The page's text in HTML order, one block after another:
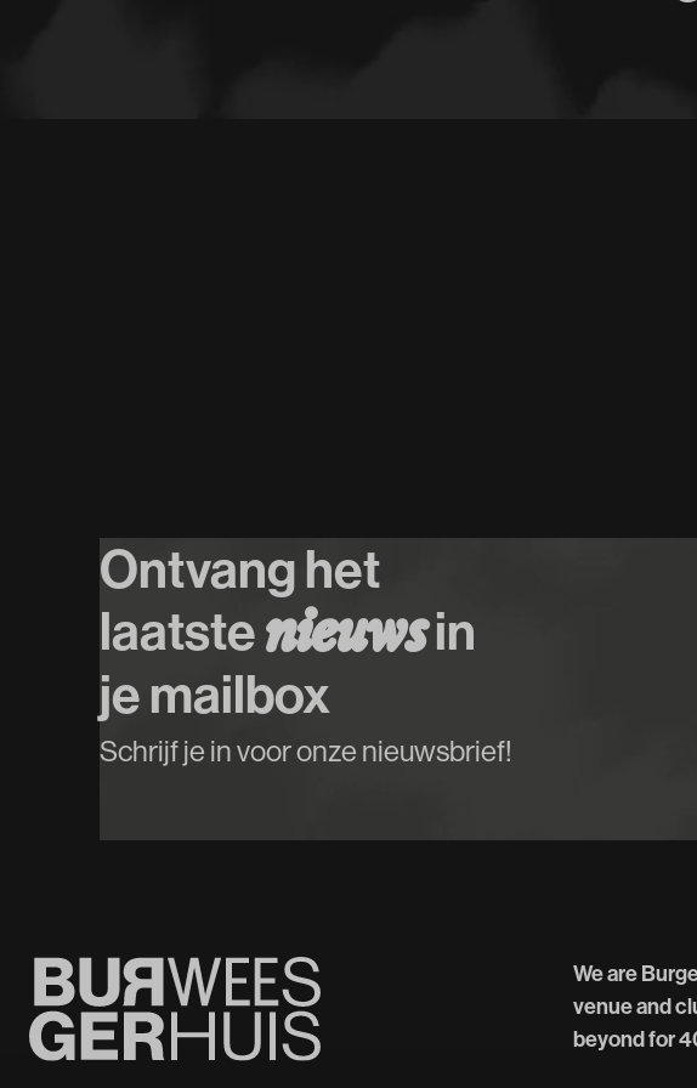
Ontvang het
laatstenieuwsin
je mailbox
Schrijf je in voor onze nieuwsbrief!
We are
venue and
beyond for